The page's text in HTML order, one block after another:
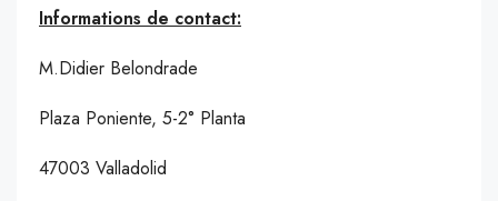
Informations de contact:
M.Didier Belondrade
Plaza Poniente, 5-2° Planta
47003 Valladolid